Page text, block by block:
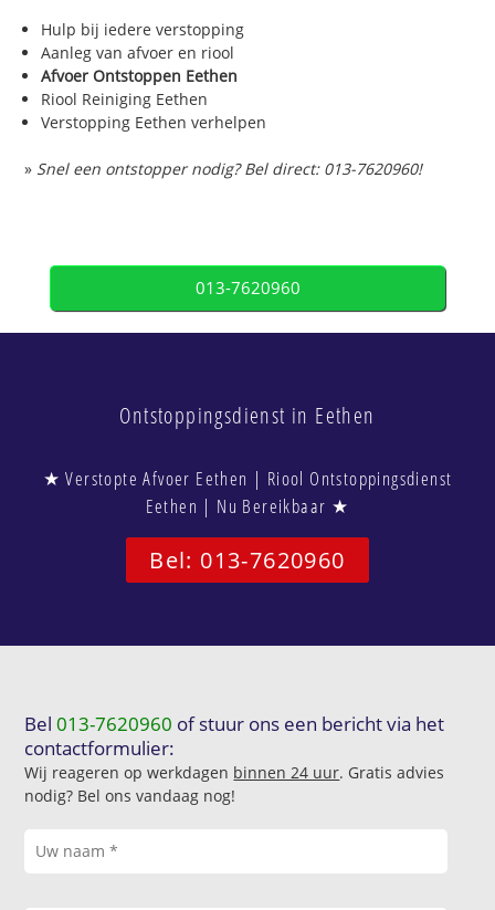
Hulp bij iedere verstopping
Aanleg van afvoer en riool
Afvoer Ontstoppen Eethen
Riool Reiniging Eethen
Verstopping Eethen verhelpen
» Snel een ontstopper nodig? Bel direct: 013-7620960!
013-7620960
Ontstoppingsdienst in Eethen
★ Verstopte Afvoer Eethen | Riool Ontstoppingsdienst
Eethen | Nu Bereikbaar ★
Bel: 013-7620960
Bel013-7620960 of stuur ons een bericht via het
contactformulier:
Wij reageren op werkdagen binnen 24 uur. Gratis advies
nodig? Bel ons vandaag nog!